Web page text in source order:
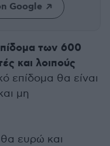
Google
των 600
και λοιπούς
επίδομα θα είναι
μη
ευρώ και